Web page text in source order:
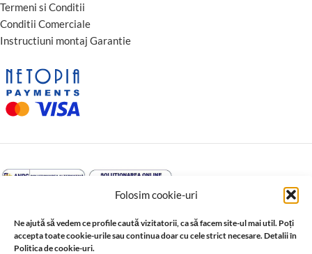
Folosim cookie-uri
Ne ajută să vedem ce profile caută vizitatorii, ca să facem site-ul mai util. Poți
accepta toate cookie-urile sau continua doar cu cele strict necesare. Detalii în
Politica de cookie-uri.
Termeni si Conditii
Conditii Comerciale
Instructiuni montaj Garantie